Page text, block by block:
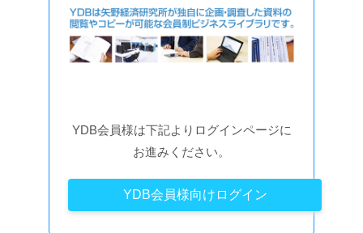
YDB会員様は下記よりログインページに
お進みください。
YDB会員様向けログイン